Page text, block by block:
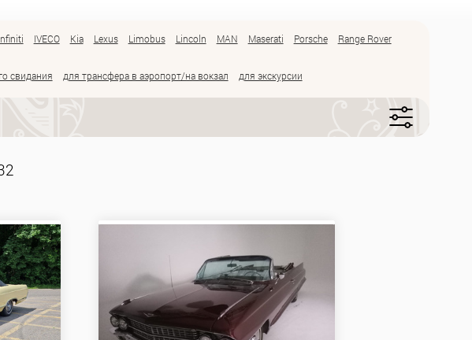
IVECO Kia Lexus Limobus Lincoln MAN Maserati Porsche
Range Rover
свидания для трансфера в аэропорт/на вокзал для экскурсии